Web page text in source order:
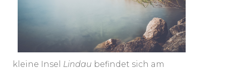
kleine Insel Lindau befindet sich am